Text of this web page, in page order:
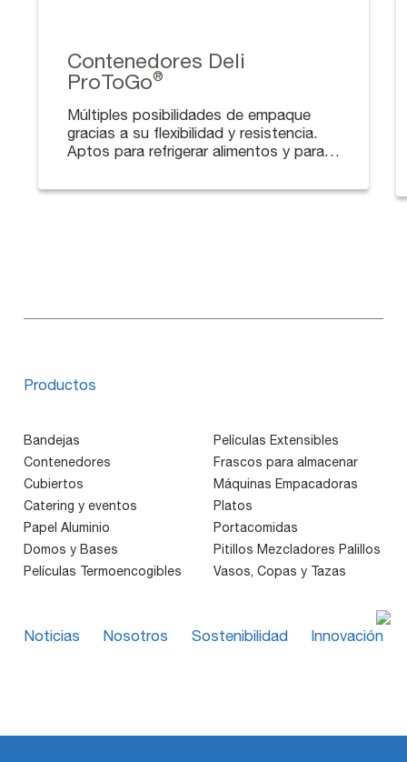
Contenedores Deli
ProToGo®
Múltiples posibilidades de empaque
gracias a su flexibilidad y resistencia.
Aptos para refrigerar alimentos y para
diferentes tamaños y capacidades.
Productos
Bandejas
Contenedores
Cubiertos
Catering y eventos
Papel Aluminio
Domos y Bases
Películas Termoencogibles
Películas Extensibles
Frascos para almacenar
Máquinas Empacadoras
Platos
Portacomidas
Pitillos Mezcladores Palillos
Vasos, Copas y Tazas
Noticias Nosotros Sostenibilidad Innovación